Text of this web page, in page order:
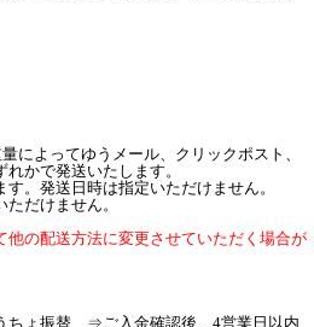
によってゆうメール、クリックポスト、
かで発送いたします。
。発送日時は指定いただけません。
だけません。
の配送方法に変更させていただく場合が
ちょ振替 ⇒ご入金確認後、4営業日以内